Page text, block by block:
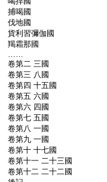
捕喝國
伐地國
貨利習彌伽國
羯霜那國
……
卷第二 三國
卷第三 八國
卷第四 十五國
卷第五 六國
卷第六 四國
卷第七 五國
卷第八 一國
卷第九 一國
卷第十 十七國
卷第十一 二十三國
卷第十二 二十二國